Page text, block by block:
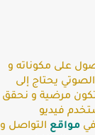
على مكوناته و
يحتاج إلى
مرضية و نحقق
فيديو
مواقع التواصل و